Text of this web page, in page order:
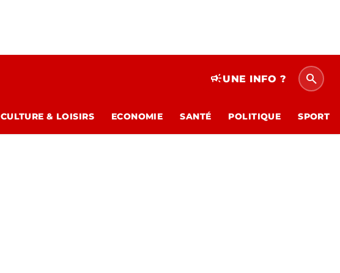
campaignUNE INFO ? search
CULTURE & LOISIRS ECONOMIE SANTÉ POLITIQUE SPORT